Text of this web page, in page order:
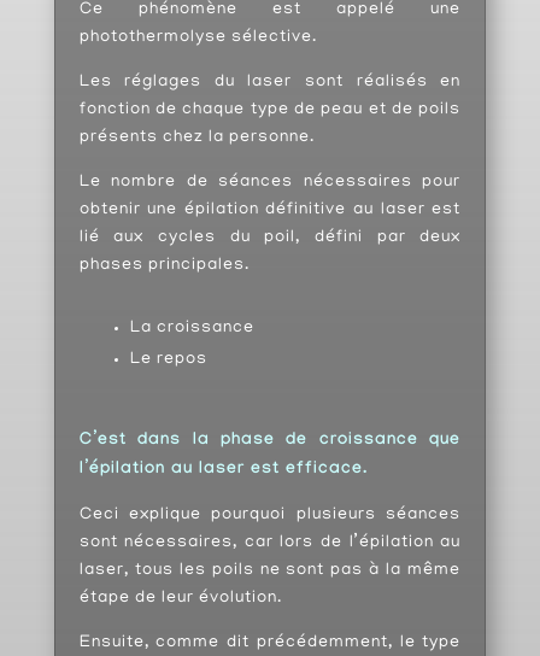
Ce phénomène est appelé une
photothermolyse sélective.
Les réglages du laser sont réalisés en
fonction de chaque type de peau et de poils
présents chez la personne.
Le nombre de séances nécessaires pour
obtenir une épilation définitive au laser est
lié aux cycles du poil, défini par deux
phases principales.
La croissance
Le repos
C’est dans la phase de croissance que
l’épilation au laser est efficace.
Ceci explique pourquoi plusieurs séances
sont nécessaires, car lors de l’épilation au
laser, tous les poils ne sont pas à la même
étape de leur évolution.
Ensuite, comme dit précédemment, le type